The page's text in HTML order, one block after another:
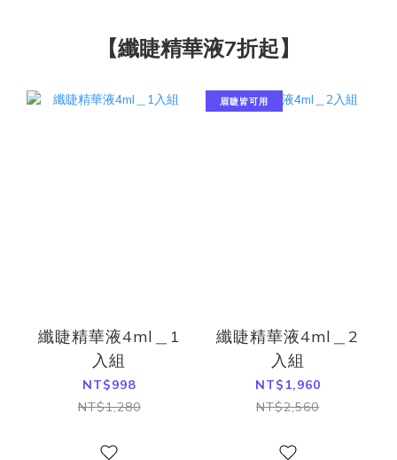
【纖睫精華液7折起】
纖睫精華液4ml＿1
入組
NT$998
NT$1,280
眉睫皆可用
纖睫精華液4ml＿2
入組
NT$1,960
NT$2,560